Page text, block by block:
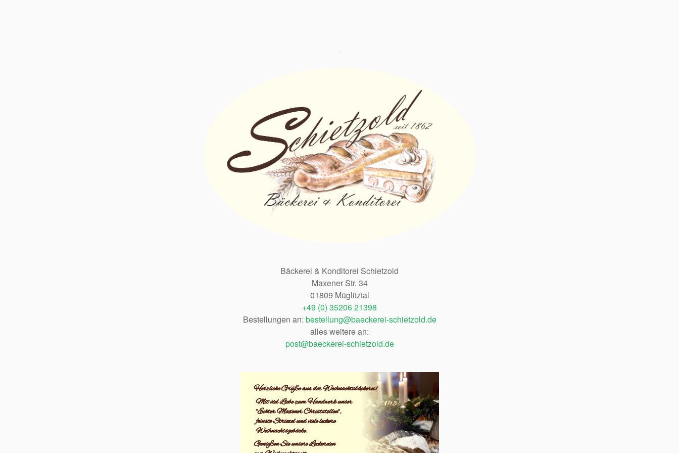
Bäckerei & Konditorei Schietzold
Maxener Str. 34
01809 Müglitztal
+49 (0) 35206 21398
Bestellungen an: bestellung@baeckerei-schietzold.de
alles weitere an:
post@baeckerei-schietzold.de